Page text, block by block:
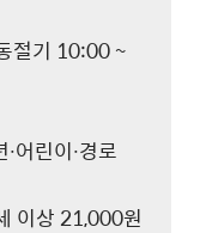
절기 10:00 ~
어린이∙경로
이상 21,000원